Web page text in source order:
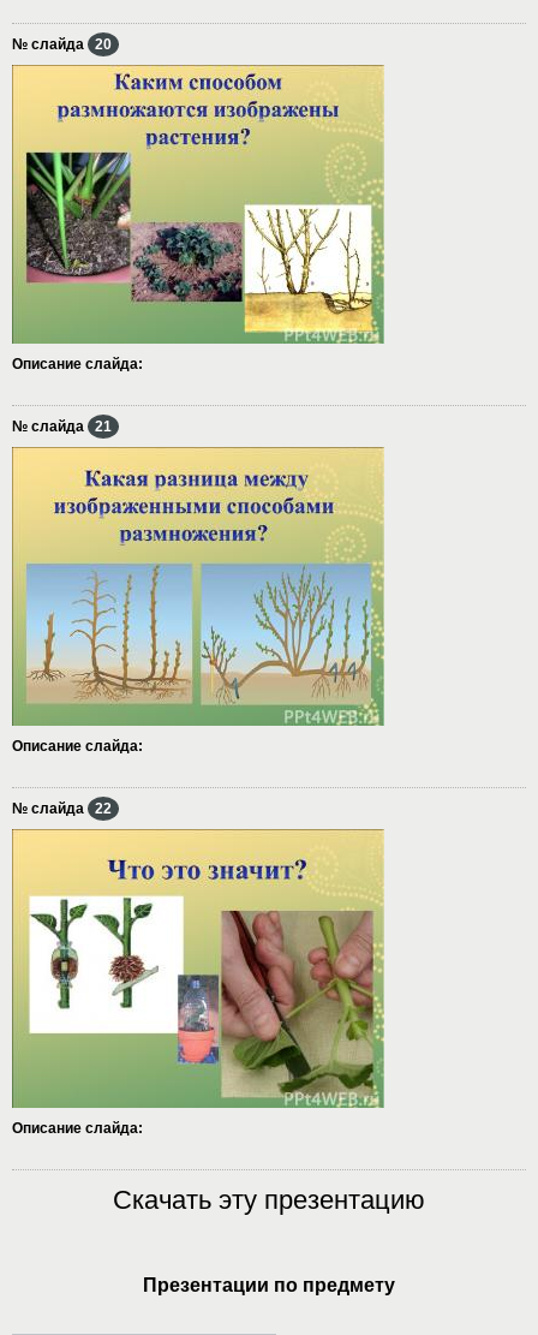
№ слайда 20
Описание слайда:
№ слайда 21
Описание слайда:
№ слайда 22
Описание слайда:
Скачать эту презентацию
Презентации по предмету